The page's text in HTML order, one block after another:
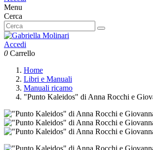
Menu
Cerca
Accedi
0 Carrello
Home
Libri e Manuali
Manuali ricamo
"Punto Kaleidos" di Anna Rocchi e